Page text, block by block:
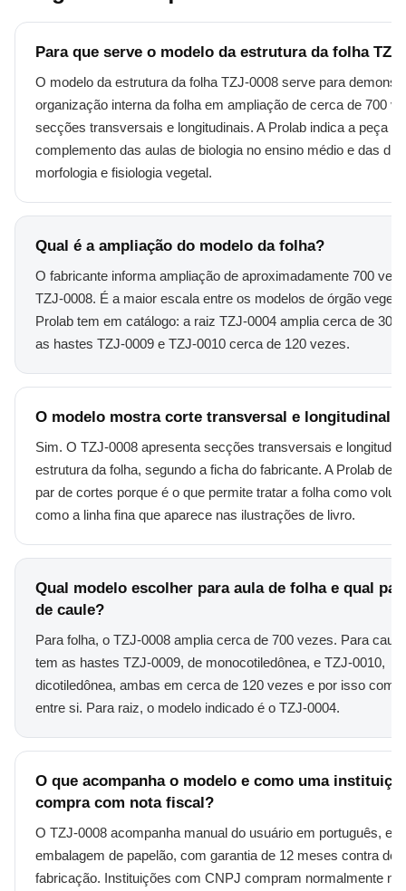
Para que serve o modelo da estrutura da folha TZJ-
O modelo da estrutura da folha TZJ-0008 serve para
organização interna da folha em ampliação de cerca de 700
secções transversais e longitudinais. A Prolab indica a peça
complemento das aulas de biologia no ensino médio e das
morfologia e fisiologia vegetal.
Qual é a ampliação do modelo da folha?
O fabricante informa ampliação de aproximadamente 700
TZJ-0008. É a maior escala entre os modelos de órgão
Prolab tem em catálogo: a raiz TZJ-0004 amplia cerca de 300
as hastes TZJ-0009 e TZJ-0010 cerca de 120 vezes.
O modelo mostra corte transversal e longitudinal
Sim. O TZJ-0008 apresenta secções transversais e
estrutura da folha, segundo a ficha do fabricante. A Prolab
par de cortes porque é o que permite tratar a folha como
como a linha fina que aparece nas ilustrações de livro.
Qual modelo escolher para aula de folha e qual
de caule?
Para folha, o TZJ-0008 amplia cerca de 700 vezes. Para
tem as hastes TZJ-0009, de monocotiledônea, e TZJ-0010,
dicotiledônea, ambas em cerca de 120 vezes e por isso
entre si. Para raiz, o modelo indicado é o TZJ-0004.
O que acompanha o modelo e como uma
compra com nota fiscal?
O TZJ-0008 acompanha manual do usuário em português, em
embalagem de papelão, com garantia de 12 meses contra
fabricação. Instituições com CNPJ compram normalmente na